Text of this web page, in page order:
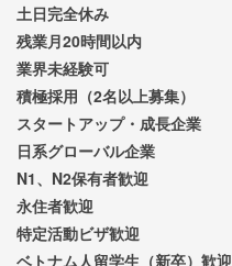
土日完全休み
残業月20時間以内
業界未経験可
積極採用（2名以上募集）
スタートアップ・成長企業
日系グローバル企業
N1、N2保有者歓迎
永住者歓迎
特定活動ビザ歓迎
ベトナム人留学生（新卒）歓迎